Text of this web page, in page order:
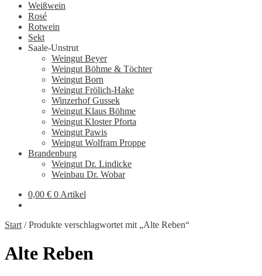
Weißwein
Rosé
Rotwein
Sekt
Saale-Unstrut
Weingut Beyer
Weingut Böhme & Töchter
Weingut Born
Weingut Frölich-Hake
Winzerhof Gussek
Weingut Klaus Böhme
Weingut Kloster Pforta
Weingut Pawis
Weingut Wolfram Proppe
Brandenburg
Weingut Dr. Lindicke
Weinbau Dr. Wobar
0,00 € 0 Artikel
Start /Produkte verschlagwortet mit „Alte Reben“
Alte Reben